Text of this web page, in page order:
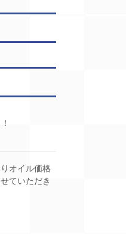
オイル価格
ていただき